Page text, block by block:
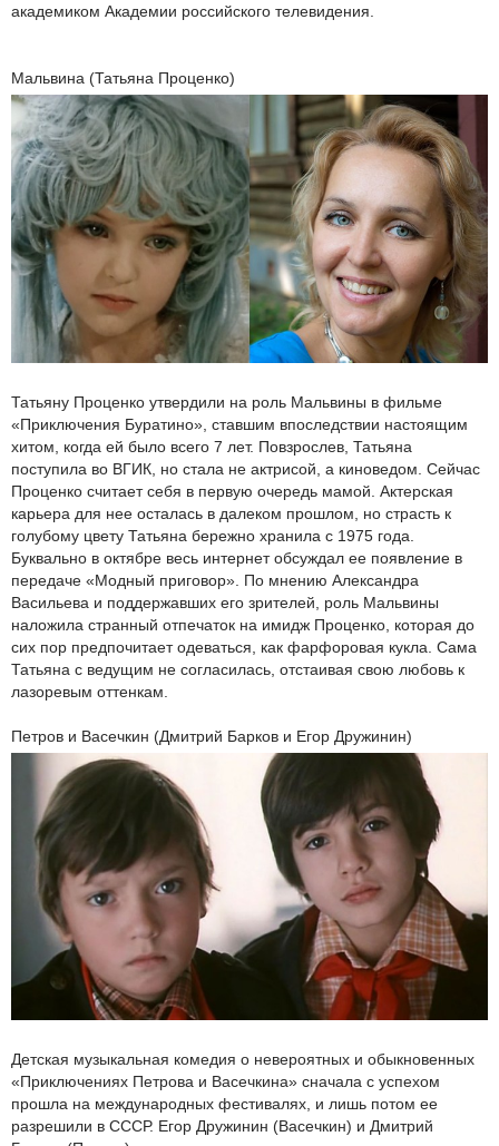
академиком Академии российского телевидения.
Мальвина (Татьяна Проценко)
Татьяну Проценко утвердили на роль Мальвины в фильме
«Приключения Буратино», ставшим впоследствии настоящим
хитом, когда ей было всего 7 лет. Повзрослев, Татьяна
поступила во ВГИК, но стала не актрисой, а киноведом. Сейчас
Проценко считает себя в первую очередь мамой. Актерская
карьера для нее осталась в далеком прошлом, но страсть к
голубому цвету Татьяна бережно хранила с 1975 года.
Буквально в октябре весь интернет обсуждал ее появление в
передаче «Модный приговор». По мнению Александра
Васильева и поддержавших его зрителей, роль Мальвины
наложила странный отпечаток на имидж Проценко, которая до
сих пор предпочитает одеваться, как фарфоровая кукла. Сама
Татьяна с ведущим не согласилась, отстаивая свою любовь к
лазоревым оттенкам.
Петров и Васечкин (Дмитрий Барков и Егор Дружинин)
Детская музыкальная комедия о невероятных и обыкновенных
«Приключениях Петрова и Васечкина» сначала с успехом
прошла на международных фестивалях, и лишь потом ее
разрешили в СССР. Егор Дружинин (Васечкин) и Дмитрий